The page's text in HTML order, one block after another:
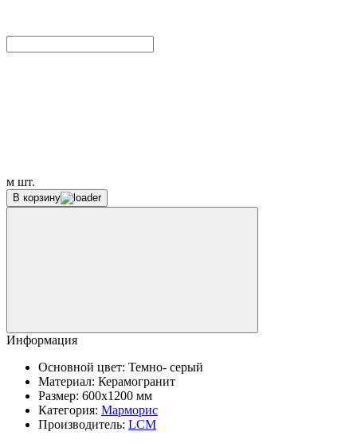
м шт.
В корзину
Информация
Основной цвет: Темно- серый
Материал: Керамогранит
Размер: 600x1200 мм
Категория: Марморис
Производитель: LCM